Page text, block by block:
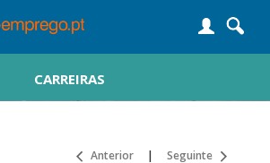
CARREIRAS
Anterior | Seguinte